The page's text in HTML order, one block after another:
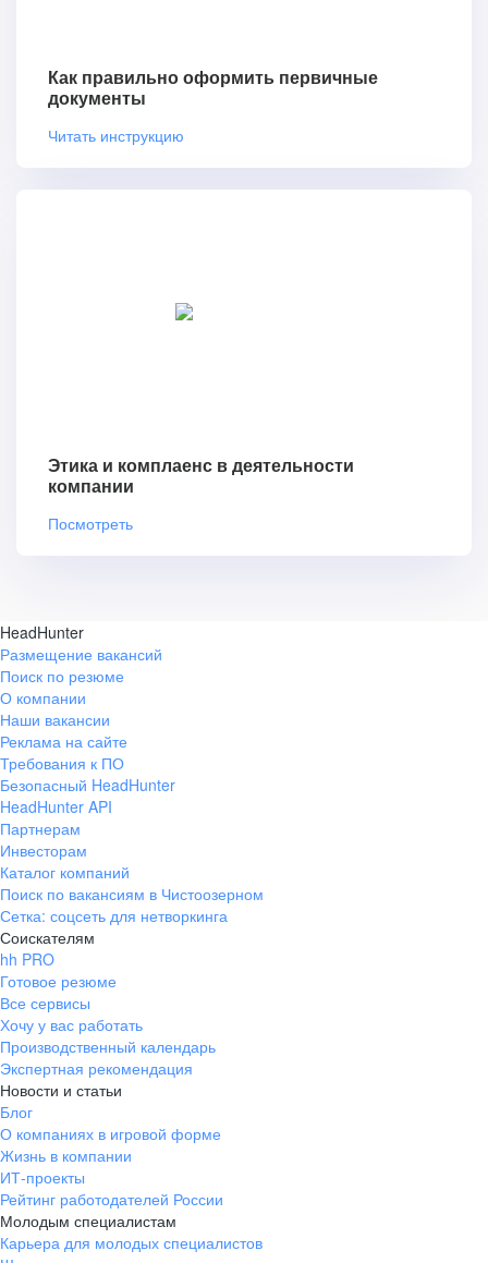
Как правильно оформить первичные
документы
Читать инструкцию
Этика и комплаенс в деятельности
компании
Посмотреть
HeadHunter
Размещение вакансий
Поиск по резюме
О компании
Наши вакансии
Реклама на сайте
Требования к ПО
Безопасный HeadHunter
HeadHunter API
Партнерам
Инвесторам
Каталог компаний
Поиск по вакансиям в Чистоозерном
Сетка: соцсеть для нетворкинга
Соискателям
hh PRO
Готовое резюме
Все сервисы
Хочу у вас работать
Производственный календарь
Экспертная рекомендация
Новости и статьи
Блог
О компаниях в игровой форме
Жизнь в компании
ИТ-проекты
Рейтинг работодателей России
Молодым специалистам
Карьера для молодых специалистов